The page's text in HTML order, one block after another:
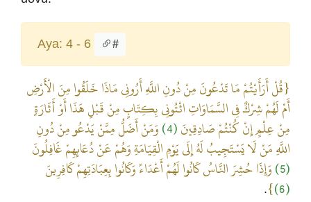
Aya: 4 - 6 #
{قُلْ أَرَأَيْتُمْ مَا تَدْعُونَ مِنْ دُونِ اللَّهِ أَرُونِي مَاذَا خَلَقُوا مِنَ الْأَرْضِ
أَمْ لَهُمْ شِرْكٌ فِي السَّمَاوَاتِ ائْتُونِي بِكِتَابٍ مِنْ قَبْلِ هَذَا أَوْ أَثَارَةٍ
مِنْ عِلْمٍ إِنْ كُنْتُمْ صَادِقِينَ(4)
وَمَنْ أَضَلُّ مِمَّنْ يَدْعُو مِنْ دُونِ
اللَّهِ مَنْ لَا يَسْتَجِيبُ لَهُ إِلَى يَوْمِ الْقِيَامَةِ وَهُمْ عَنْ دُعَائِهِمْ غَافِلُونَ
(5) وَإِذَا حُشِرَ النَّاسُ كَانُوا لَهُمْ أَعْدَاءً وَكَانُوا بِعِبَادَتِهِمْ كَافِرِينَ
(6)
}
.